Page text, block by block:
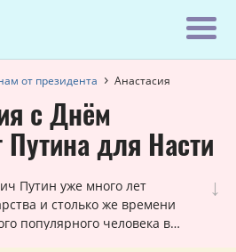
от президента Анастасия
с Днём
для Насти
↓
Путин уже много лет
и столько же времени
популярного человека в